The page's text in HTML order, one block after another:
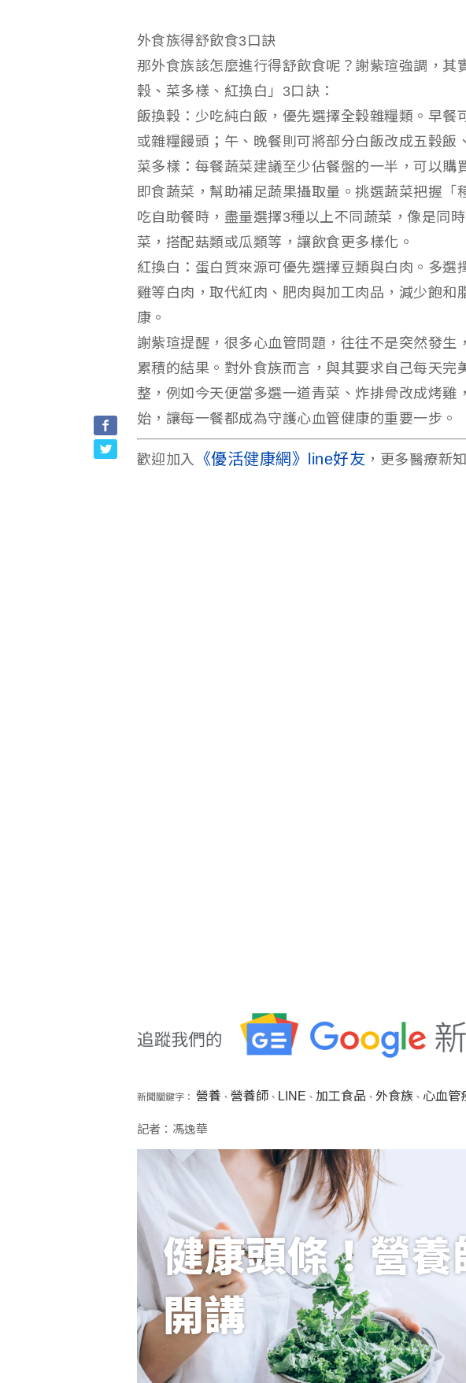
外食族得舒飲食3口訣
那外食族該怎麼進行得舒飲食呢？謝紫瑄強調，其
穀、菜多樣、紅換白」3口訣：
飯換穀：少吃純白飯，優先選擇全穀雜糧類。早餐
或雜糧饅頭；午、晚餐則可將部分白飯改成五穀飯
菜多樣：每餐蔬菜建議至少佔餐盤的一半，可以購
即食蔬菜，幫助補足蔬果攝取量。挑選蔬菜把握「
吃自助餐時，盡量選擇3種以上不同蔬菜，像是同
菜，搭配菇類或瓜類等，讓飲食更多樣化。
紅換白：蛋白質來源可優先選擇豆類與白肉。多選
雞等白肉，取代紅肉、肥肉與加工肉品，減少飽和
康。
謝紫瑄提醒，很多心血管問題，往往不是突然發生
累積的結果。對外食族而言，與其要求自己每天完
整，例如今天便當多選一道青菜、炸排骨改成烤雞
始，讓每一餐都成為守護心血管健康的重要一步。
歡迎加入 《優活健康網》line好友 ，更多醫療新
新聞關鍵字： 營養 、 營養師、 LINE 、 加工食品 、 外食族 、 心血管
記者：馮逸華
健康頭條！營養
開講